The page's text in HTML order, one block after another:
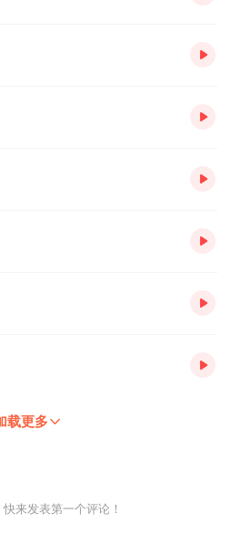
载更多
来发表第一个评论！